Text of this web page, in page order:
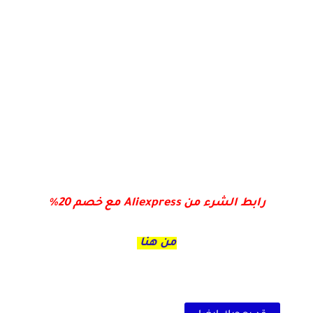
رابط الشرء من Aliexpress مع خصم 20%
من هنا